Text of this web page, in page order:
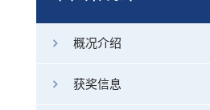
概况介绍
获奖信息